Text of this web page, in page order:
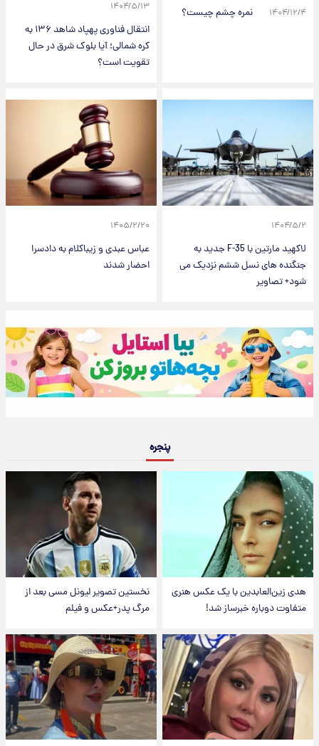
۱۴۰۴/۱۲/۴ نمره چشم چیست؟ ۱۴۰۴/۵/۱۳
انتقال فناوری پهپاد شاهد ۱۳۶ به
کره شمالی؛ آیا بلوک شرق در حال
تقویت است؟
۱۴۰۴/۵/۲
لاکهید مارتین با F-35 جدید به
جنگنده های نسل ششم نزدیک می
شود+ تصاویر
۱۴۰۵/۲/۲۰
عباس عبدی و زیباکلام به دادسرا
احضار شدند
پنجره
هدی زین‌العابدین با یک عکس هنری
متفاوت دوباره خبرساز شد!
نخستین تصویر لیونل مسی بعد از
مرگ پدر+عکس و فیلم